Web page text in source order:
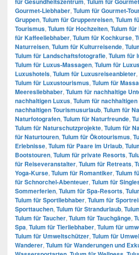
Gourmet-Liebhaber, Tulum für Gourmet-
Gruppen, Tulum für Gruppenreisen, Tulum
Tourismus, Tulum für Hochzeiten, Tulum
für Kaffeeliebhaber, Tulum für Kochkurse,
Naturreisen, Tulum für Kulturreisende,
Tulum für Landschaftsfotografie, Tulum für
Tulum für Luxus-Massagen, Tulum für
Luxushotels, Tulum für Luxusreiseanbieter,
Tulum für Luxustourismus, Tulum für
Meeresliebhaber, Tulum für nachhaltige
nachhaltigen Luxus, Tulum für
nachhaltigen Tourismusurlaub, Tulum für
Naturfotografen, Tulum für Naturfreunde,
Tulum für Naturschutzprojekte, Tulum für
für Naturtouren, Tulum für Ökotourismus,
Erlebnisse, Tulum für Paare im Urlaub,
Bootstouren, Tulum für private Resorts,
für Reiseveranstalter, Tulum für Retreats,
Yoga-Kurse, Tulum für Romantiker, Tulum
für Schnorchel-Abenteuer, Tulum für
Sommerferien, Tulum für Spa-Resorts,
Tulum für Sportliebhaber, Tulum für
Sporttauchen, Tulum für Strandurlaub,
Tulum für Taucher, Tulum für Tauchgänge,
Spa, Tulum für Tierliebhaber, Tulum für
Tulum für Umweltschützer, Tulum für
Wanderer, Tulum für Wanderungen und